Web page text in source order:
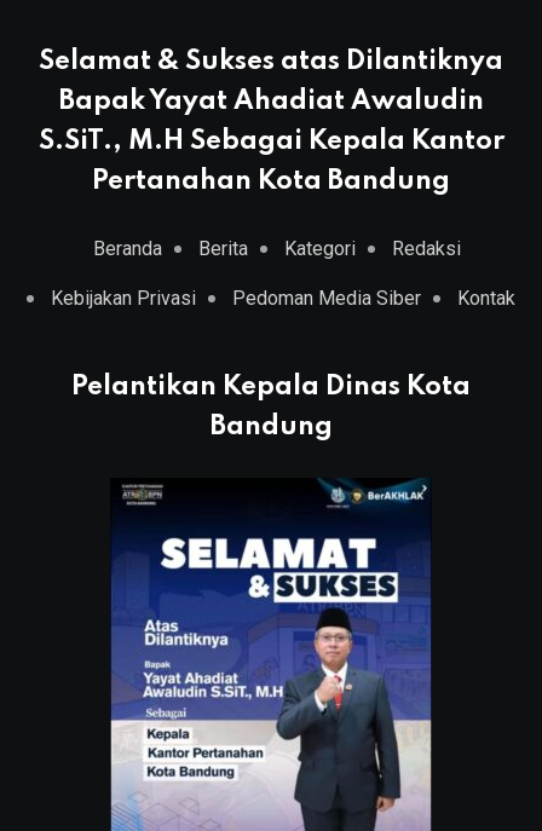
Selamat & Sukses atas Dilantiknya
Bapak Yayat Ahadiat Awaludin
S.SiT., M.H Sebagai Kepala Kantor
Pertanahan Kota Bandung
Beranda Berita Kategori Redaksi
Kebijakan Privasi Pedoman Media Siber Kontak
Pelantikan Kepala Dinas Kota
Bandung